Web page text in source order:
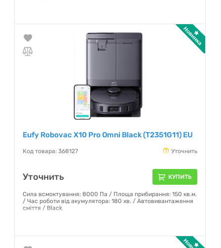
Eufy Robovac X10 Pro Omni Black (T2351G11) EU
Код товара: 368127 Уточнить
Уточнить КУПИТЬ
Сила всмоктування: 8000 Па / Площа прибирання: 150 кв.м.
/ Час роботи від акумулятора: 180 хв. / Автовивантаження
сміття / Black